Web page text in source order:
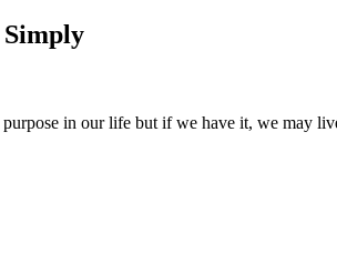
in our life but if we have it, we may